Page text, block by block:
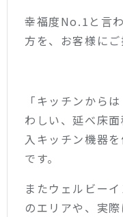
幸福度No.1と言
方を、お客様にご
「キッチンから
わしい、延べ床
入キッチン機器
です。
またウェルビー
のエリアや、実